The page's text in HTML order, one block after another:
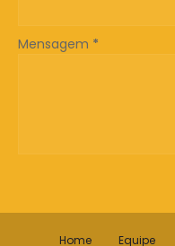
Mensagem *
Home Equipe